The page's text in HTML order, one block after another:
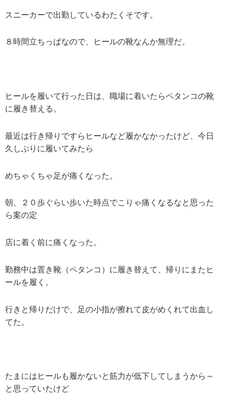
スニーカーで出勤しているわたくそです。
８時間立ちっぱなので、ヒールの靴なんか無理だ。
ヒールを履いて行った日は、職場に着いたらペタンコの靴
に履き替える。
最近は行き帰りですらヒールなど履かなかったけど、今日
久しぶりに履いてみたら
めちゃくちゃ足が痛くなった。
朝、２０歩ぐらい歩いた時点でこりゃ痛くなるなと思った
ら案の定
店に着く前に痛くなった。
勤務中は置き靴（ペタンコ）に履き替えて、帰りにまたヒ
ールを履く。
行きと帰りだけで、足の小指が擦れて皮がめくれて出血し
てた。
たまにはヒールも履かないと筋力が低下してしまうから～
と思っていたけど